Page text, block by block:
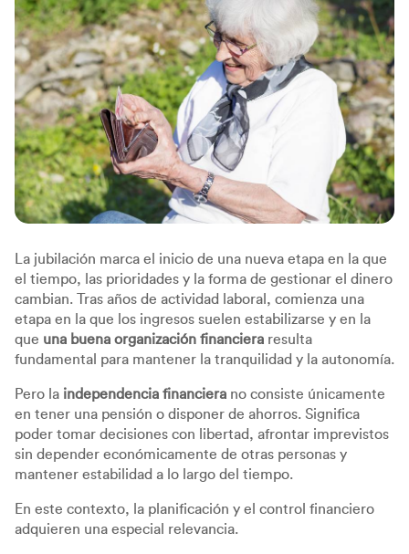
La jubilación marca el inicio de una nueva etapa en la que
el tiempo, las prioridades y la forma de gestionar el dinero
cambian. Tras años de actividad laboral, comienza una
etapa en la que los ingresos suelen estabilizarse y en la
que una buena organización financiera resulta
fundamental para mantener la tranquilidad y la autonomía.
Pero la independencia financiera no consiste únicamente
en tener una pensión o disponer de ahorros. Significa
poder tomar decisiones con libertad, afrontar imprevistos
sin depender económicamente de otras personas y
mantener estabilidad a lo largo del tiempo.
En este contexto, la planificación y el control financiero
adquieren una especial relevancia.